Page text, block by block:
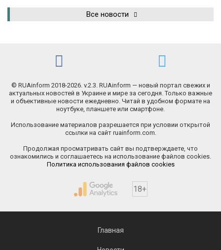
Все новости
© RUAinform 2018-2026. v.2.3. RUAinform — новый портал свежих и
актуальных новостей в Украине и мире за сегодня. Только важные
и объективные новости ежедневно. Читай в удобном формате на
ноутбуке, планшете или смартфоне.
Использование материалов разрешается при условии открытой
ссылки на сайт ruainform.com.
Продолжая просматривать сайт вы подтверждаете, что
ознакомились и соглашаетесь на использование файлов cookies.
Политика использования файлов cookies
18+
Главная